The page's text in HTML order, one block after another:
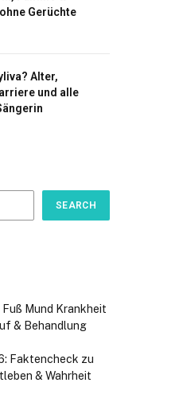
Gerüchte
Alter,
und alle
SEARCH
Mund Krankheit
& Behandlung
Faktencheck zu
& Wahrheit